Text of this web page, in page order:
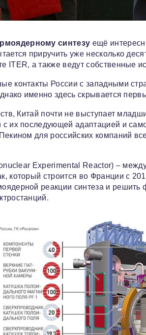
синтезу ещё
приручить уже несколько
ITER, а также ведут собственные
контакты России с западными
именно здесь скрывается
Китай почти не выступает
с их последующей адаптацией и
для российских компаний
Experimental Reactor) –
который строится во Франции с
реакции синтеза и